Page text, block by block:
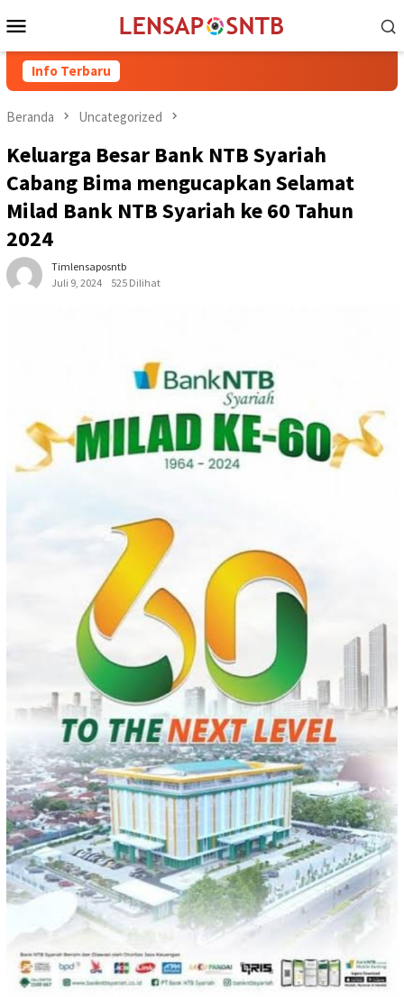
ke
Mobile
Info Terbaru
Beranda Uncategorized
Keluarga Besar Bank NTB Syariah
Cabang Bima mengucapkan Selamat
Milad Bank NTB Syariah ke 60 Tahun
2024
Timlensaposntb
Juli 9, 2024
525 Dilihat